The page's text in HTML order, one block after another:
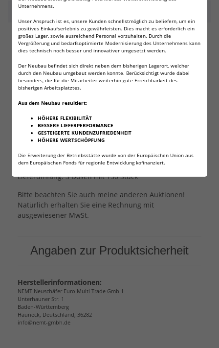
Unternehmens.
Unser Anspruch ist es, unsere Kunden schnellstmöglich zu beliefern, um ein
positives Einkaufserlebnis zu gewährleisten. Dies macht es erforderlich ein
großes Lager, sowie ausreichend Personal vorzuhalten. Durch die
Vergrößerung und bedarfsoptimierte Modernisierung des Unternehmens kann
dies technisch noch besser und innovativer umgesetzt werden.
Der Neubau befindet sich direkt neben dem bisherigen Lagerort, welcher
durch den Neubau umgebaut werden konnte. Berücksichtigt wurde dabei
besonders, die für die Mitarbeiter weiterhin gute Erreichbarkeit des
bisherigen Arbeitsplatztes.
Aus dem Neubau resultiert:
HÖHERE FLEXIBILITÄT
BESSERE LIEFERPERFORMANCE
GESTEIGERTE KUNDENZUFRIEDENHEIT
HÖHERE WERTSCHÖPFUNG
Die Erweiterung der Betriebsstätte wurde von der Europäischen Union aus
dem Europäischen Fonds für regionle Entwicklung kofinanziert.
450 FRITZ-CELL Diabolos! Rundkopf!
Schwerer Jagddiabolo für starke Luftgewehre ab min.
60 Joule aufgrund des hohen Gewichtes von 2,96g je
Diabolo. Erfüllt alle grundlegenden Anforderungen an
Auch geeignet für die FX Dreamline
Kaliber: 7,62 mm / .30cal
Gewicht: 2,96 Gramm / 45,67 grain
Geschossform: Rundkopf
Geschosslänge: 9,54 mm
Lieferumfang: 3 Dosen mit 150 Stück
Bitte beachten Sie auch meine anderen Auktionen!
Natürlich erhalten Sie eine Rechnung mit
ausgewiesener MwSt.
Angaben zur Produktsicherheit
Herstellerinformationen:
NEMT Neuschäfer Euro Multi Trade GmbH
Unterhauner Str. 1
Baden-Württemberg
Hauneck, Deutschland, 36282
info@nemt-gmbh.de